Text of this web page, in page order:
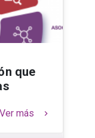
que
Ver más keyboard_arrow_right